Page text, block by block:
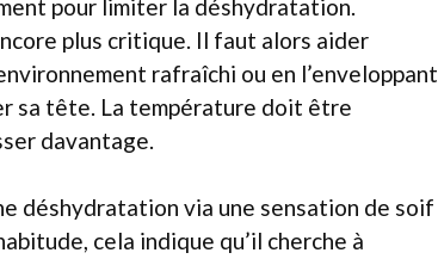
pour limiter la déshydratation.
plus critique. Il faut alors aider
rafraîchi ou en l’enveloppant
sa tête. La température doit être
davantage.
déshydratation via une sensation de soif
cela indique qu’il cherche à